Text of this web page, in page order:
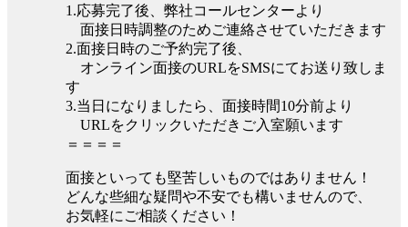
1.応募完了後、弊社コールセンターより
面接日時調整のためご連絡させていただきます
2.面接日時のご予約完了後、
オンライン面接のURLをSMSにてお送り致しま
す
3.当日になりましたら、面接時間10分前より
URLをクリックいただきご入室願います
＝＝＝＝
面接といっても堅苦しいものではありません！
どんな些細な疑問や不安でも構いませんので、
お気軽にご相談ください！